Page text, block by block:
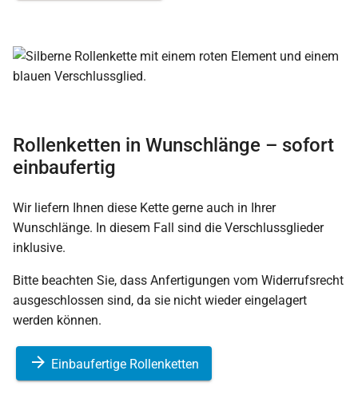
Rollenketten in Wunschlänge – sofort
einbaufertig
Wir liefern Ihnen diese Kette gerne auch in Ihrer
Wunschlänge. In diesem Fall sind die Verschlussglieder
inklusive.
Bitte beachten Sie, dass Anfertigungen vom Widerrufsrecht
ausgeschlossen sind, da sie nicht wieder eingelagert
werden können.
Einbaufertige Rollenketten